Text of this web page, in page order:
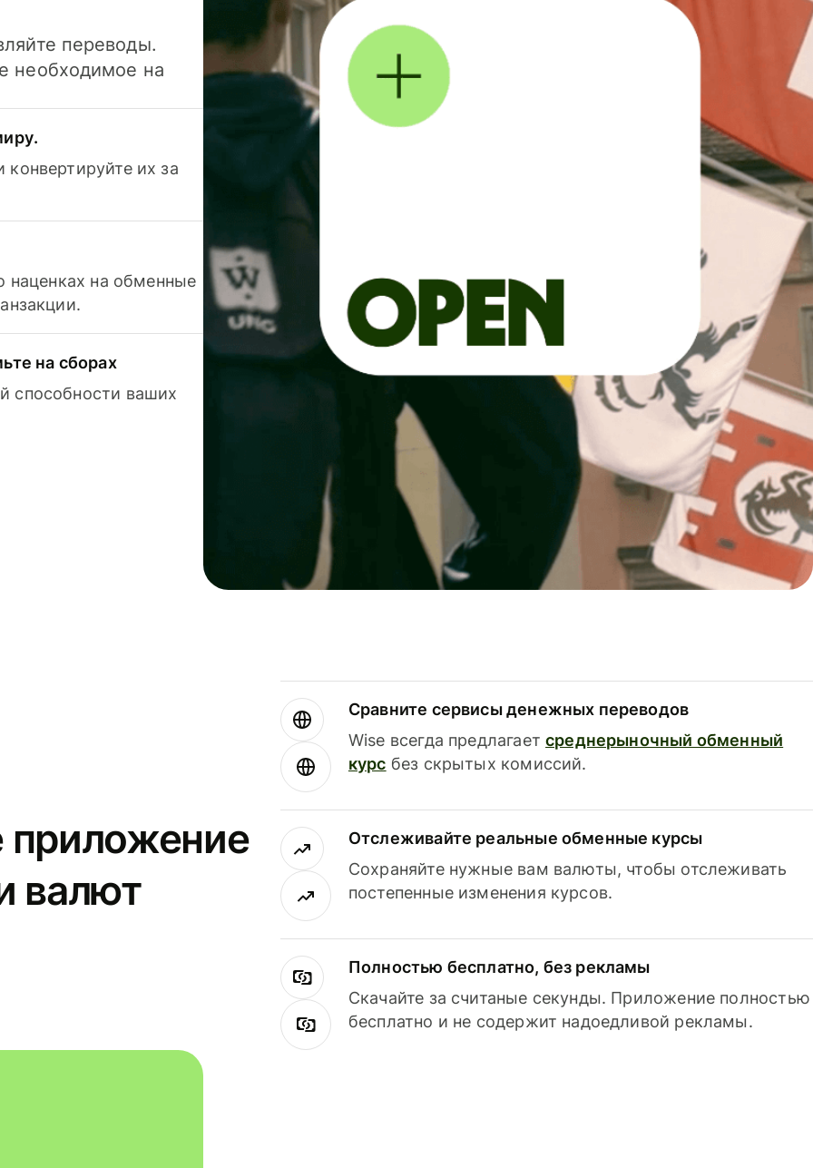
переводы.
необходимое на
их за
наценках на обменные
на сборах
способности ваших
приложение
валют
Сравните сервисы денежных переводов
Wise всегда предлагаетсреднерыночный обменный
курс без скрытых комиссий.
Отслеживайте реальные обменные курсы
Сохраняйте нужные вам валюты, чтобы отслеживать
постепенные изменения курсов.
Полностью бесплатно, без рекламы
Скачайте за считаные секунды. Приложение полностью
бесплатно и не содержит надоедливой рекламы.